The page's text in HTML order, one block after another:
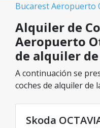
Bucarest Aeropuerto
Alquiler de
Aeropuerto
de alquiler
A continuación se
coches de alquiler de
puedes elegir el
Skoda